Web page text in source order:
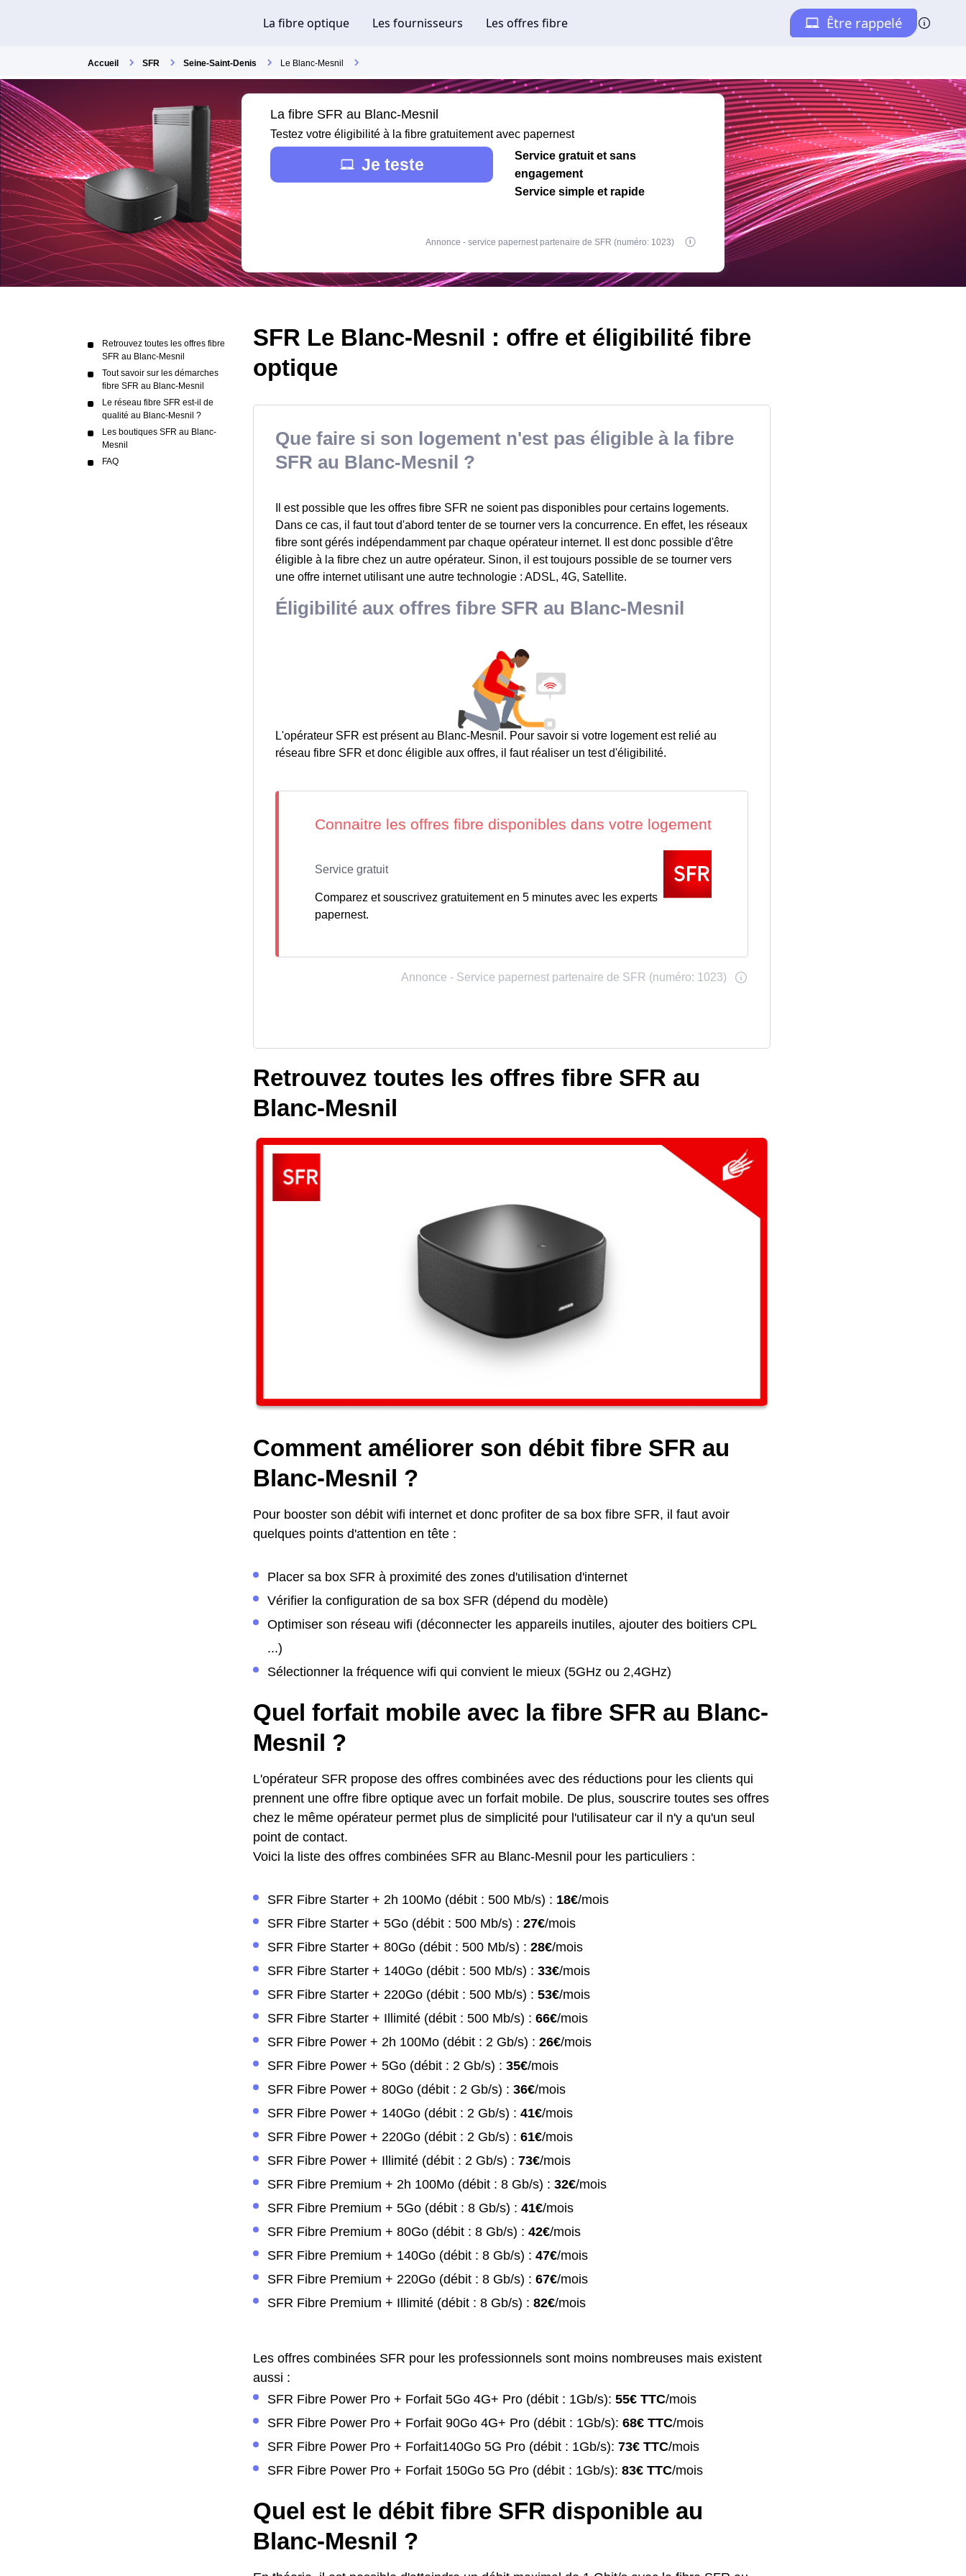
Accueil SFR Seine-Saint-Denis Le Blanc-Mesnil
La fibre SFR au Blanc-Mesnil
Testez votre éligibilité à la fibre gratuitement avec papernest
Je teste
Service gratuit et sans
engagement
Service simple et rapide
Annonce - service papernest partenaire de SFR (numéro: 1023)
Retrouvez toutes les offres fibre
SFR au Blanc-Mesnil
Tout savoir sur les démarches
fibre SFR au Blanc-Mesnil
Le réseau fibre SFR est-il de
qualité au Blanc-Mesnil ?
Les boutiques SFR au Blanc-
Mesnil
FAQ
SFR Le Blanc-Mesnil : offre et éligibilité fibre
optique
Que faire si son logement n'est pas éligible à la fibre
SFR au Blanc-Mesnil ?
Il est possible que les offres fibre SFR ne soient pas disponibles pour certains logements.
Dans ce cas, il faut tout d'abord tenter de se tourner vers la concurrence. En effet, les réseaux
fibre sont gérés indépendamment par chaque opérateur internet. Il est donc possible d'être
éligible à la fibre chez un autre opérateur. Sinon, il est toujours possible de se tourner vers
une offre internet utilisant une autre technologie : ADSL, 4G, Satellite.
Éligibilité aux offres fibre SFR au Blanc-Mesnil
L'opérateur SFR est présent au Blanc-Mesnil. Pour savoir si votre logement est relié au
réseau fibre SFR et donc éligible aux offres, il faut réaliser un test d'éligibilité.
Comparez et souscrivez gratuitement en 5 minutes avec les experts
papernest.
Retrouvez toutes les offres fibre SFR au
Blanc-Mesnil
Comment améliorer son débit fibre SFR au
Blanc-Mesnil ?
Pour booster son débit wifi internet et donc profiter de sa box fibre SFR, il faut avoir
quelques points d'attention en tête :
Placer sa box SFR à proximité des zones d'utilisation d'internet
Vérifier la configuration de sa box SFR (dépend du modèle)
Optimiser son réseau wifi (déconnecter les appareils inutiles, ajouter des boitiers CPL
...)
Sélectionner la fréquence wifi qui convient le mieux (5GHz ou 2,4GHz)
Quel forfait mobile avec la fibre SFR au Blanc-
Mesnil ?
L'opérateur SFR propose des offres combinées avec des réductions pour les clients qui
prennent une offre fibre optique avec un forfait mobile. De plus, souscrire toutes ses offres
chez le même opérateur permet plus de simplicité pour l'utilisateur car il n'y a qu'un seul
point de contact.
Voici la liste des offres combinées SFR au Blanc-Mesnil pour les particuliers :
SFR Fibre Starter + 2h 100Mo (débit : 500 Mb/s) : 18€/mois
SFR Fibre Starter + 5Go (débit : 500 Mb/s) : 27€/mois
SFR Fibre Starter + 80Go (débit : 500 Mb/s) : 28€/mois
SFR Fibre Starter + 140Go (débit : 500 Mb/s) : 33€/mois
SFR Fibre Starter + 220Go (débit : 500 Mb/s) : 53€/mois
SFR Fibre Starter + Illimité (débit : 500 Mb/s) : 66€/mois
SFR Fibre Power + 2h 100Mo (débit : 2 Gb/s) : 26€/mois
SFR Fibre Power + 5Go (débit : 2 Gb/s) : 35€/mois
SFR Fibre Power + 80Go (débit : 2 Gb/s) : 36€/mois
SFR Fibre Power + 140Go (débit : 2 Gb/s) : 41€/mois
SFR Fibre Power + 220Go (débit : 2 Gb/s) : 61€/mois
SFR Fibre Power + Illimité (débit : 2 Gb/s) : 73€/mois
SFR Fibre Premium + 2h 100Mo (débit : 8 Gb/s) : 32€/mois
SFR Fibre Premium + 5Go (débit : 8 Gb/s) : 41€/mois
SFR Fibre Premium + 80Go (débit : 8 Gb/s) : 42€/mois
SFR Fibre Premium + 140Go (débit : 8 Gb/s) : 47€/mois
SFR Fibre Premium + 220Go (débit : 8 Gb/s) : 67€/mois
SFR Fibre Premium + Illimité (débit : 8 Gb/s) : 82€/mois
Les offres combinées SFR pour les professionnels sont moins nombreuses mais existent
aussi :
SFR Fibre Power Pro + Forfait 5Go 4G+ Pro (débit : 1Gb/s): 55€ TTC/mois
SFR Fibre Power Pro + Forfait 90Go 4G+ Pro (débit : 1Gb/s): 68€ TTC/mois
SFR Fibre Power Pro + Forfait140Go 5G Pro (débit : 1Gb/s): 73€ TTC/mois
SFR Fibre Power Pro + Forfait 150Go 5G Pro (débit : 1Gb/s): 83€ TTC/mois
Quel est le débit fibre SFR disponible au
Blanc-Mesnil ?